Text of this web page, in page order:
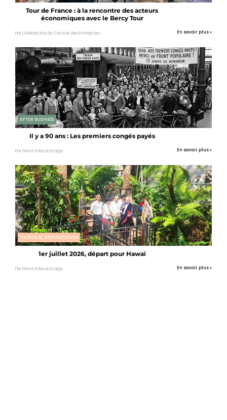
Tour de France : à la rencontre des acteurs
économiques avec le Bercy Tour
Par La Rédaction du Courrier des Entreprises En savoir plus »
AFTER BUSINESS
Il y a 90 ans : Les premiers congés payés
Par Pierre-Edouard Laigo En savoir plus »
TOURISME, RESTAURATION
1er juillet 2026, départ pour Hawaï
Par Pierre-Edouard Laigo En savoir plus »